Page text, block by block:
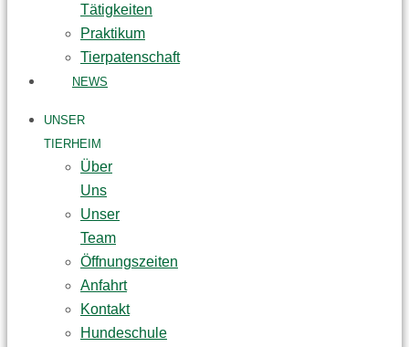
Tätigkeiten
Praktikum
Tierpatenschaft
NEWS
UNSER
TIERHEIM
Über
Uns
Unser
Team
Öffnungszeiten
Anfahrt
Kontakt
Hundeschule